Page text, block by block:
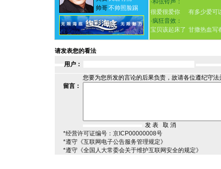
帅哥不帅照脸踢
·和弦铃声：
很爱很爱你
有多少爱可
·疯狂音效：
宝贝该起床了 甘撒热血写
请发表您的看法
用户：
您要为您所发的言论的后果负责，故请各位遵纪守
留言：
*经营许可证编号：京ICP00000008号
*遵守《互联网电子公告服务管理规定》
*遵守《全国人大常委会关于维护互联网安全的规定》